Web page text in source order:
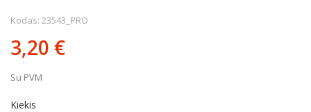
Kodas: 23543_PRO
3,20 €
Su PVM
Kiekis